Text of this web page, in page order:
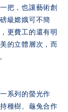
把，也讓藝術創
級嫦娥可不簡
更費工的還有明
的立體層次，而
系列的螢光作
種樹、龜兔合作